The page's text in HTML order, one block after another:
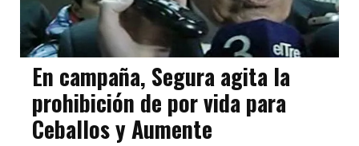
En campaña, Segura agita la
prohibición de por vida para
Ceballos y Aumente